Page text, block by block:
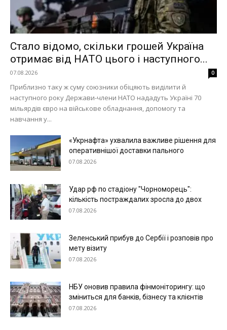
Стало відомо, скільки грошей Україна
отримає від НАТО цього і наступного...
07.08.2026 0
Приблизно таку ж суму союзники обіцяють виділити й
наступного року Держави-члени НАТО нададуть Україні 70
мільярдів євро на військове обладнання, допомогу та
навчання у...
«Укрнафта» ухвалила важливе рішення для
оперативнішої доставки пального
07.08.2026
Удар рф по стадіону "Чорноморець":
кількість постраждалих зросла до двох
07.08.2026
Зеленський прибув до Сербії і розповів про
мету візиту
07.08.2026
НБУ оновив правила фінмоніторингу: що
зміниться для банків, бізнесу та клієнтів
07.08.2026